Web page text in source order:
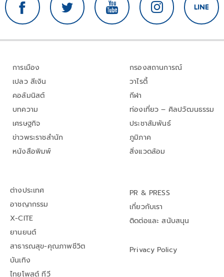
การเมือง
เปลว สีเงิน
คอลัมนิสต์
บทความ
เศรษฐกิจ
ข่าวพระราชสำนัก
หนังสือพิมพ์
กรองสถานการณ์
วาไรตี้
กีฬา
ท่องเที่ยว – ศิลปวัฒนธรรม
ประชาสัมพันธ์
ภูมิภาค
สิ่งแวดล้อม
ต่างประเทศ
อาชญากรรม
X-CITE
ยานยนต์
สาธารณสุข-คุณภาพชีวิต
บันเทิง
ไทยโพสต์ ทีวี
PR & PRESS
เกี่ยวกับเรา
ติดต่อและ สนับสนุน
Privacy Policy